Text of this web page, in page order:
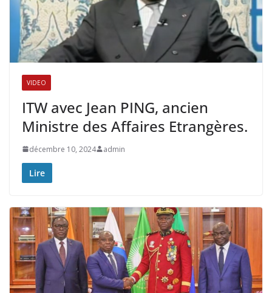
VIDEO
ITW avec Jean PING, ancien
Ministre des Affaires Etrangères.
décembre 10, 2024 admin
Lire